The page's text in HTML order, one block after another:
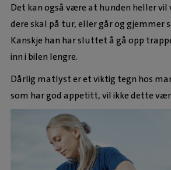
Det kan også være at hunden heller
dere skal på tur, eller går og gjemmer
Kanskje han har sluttet å gå opp
inn i bilen lengre.
Dårlig matlyst er et viktig tegn hos
som har god appetitt, vil ikke dette